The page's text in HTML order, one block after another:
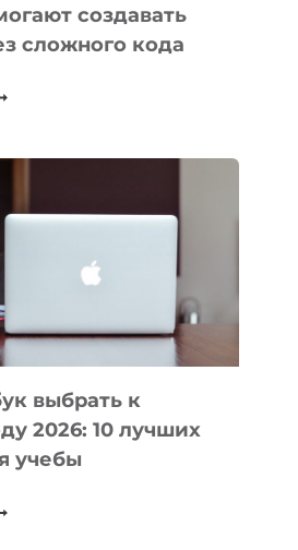
создавать
сложного кода
выбрать к
2026: 10 лучших
учебы